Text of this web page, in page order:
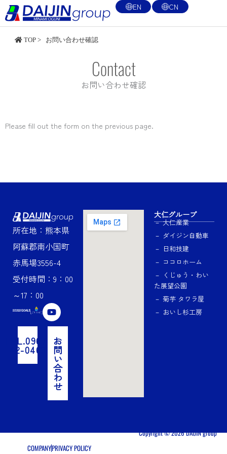
容
を
EN CN
TOP > お問い合わせ確認
Contact
お問い合わせ確認
Please fill out the form on the previous page.
所在地：熊本県
阿蘇郡南小国町
赤馬場3556-4
受付時間：9：00
～17：00
Y
o
u
u
b
e
TEL.0967-
42-0463
お
問
い
合
わ
せ
大仁グループ
－ 大仁産業
－ ダイジン自動車
－ 日和技建
－ ココロホーム
－ くじゅう・わい
た展望公園
－ 菊芋 タワラ屋
－ おいし杉工房
COMPANYPRIVACY POLICY
Copyright © 2026 DAIJIN group